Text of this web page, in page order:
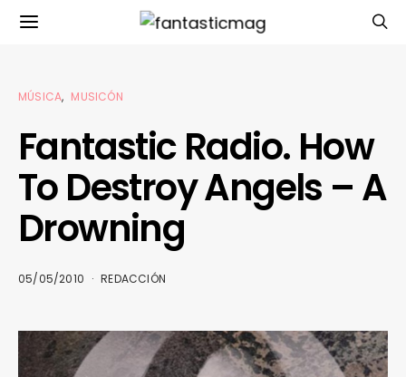
MÚSICA MUSICÓN
Fantastic Radio. How
To Destroy Angels – A
Drowning
05/05/2010 REDACCIÓN